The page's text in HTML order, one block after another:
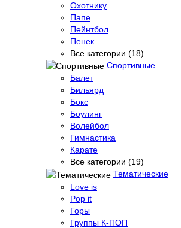
Охотнику
Папе
Пейнтбол
Пенек
Все категории (18)
Спортивные
Балет
Бильярд
Бокс
Боулинг
Волейбол
Гимнастика
Карате
Все категории (19)
Тематические
Love is
Pop it
Горы
Группы К-ПОП